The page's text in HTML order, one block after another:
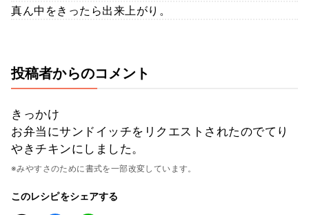
真ん中をきったら出来上がり。
投稿者からのコメント
きっかけ
お弁当にサンドイッチをリクエストされたのでてり
やきチキンにしました。
※みやすさのために書式を一部改変しています。
このレシピをシェアする